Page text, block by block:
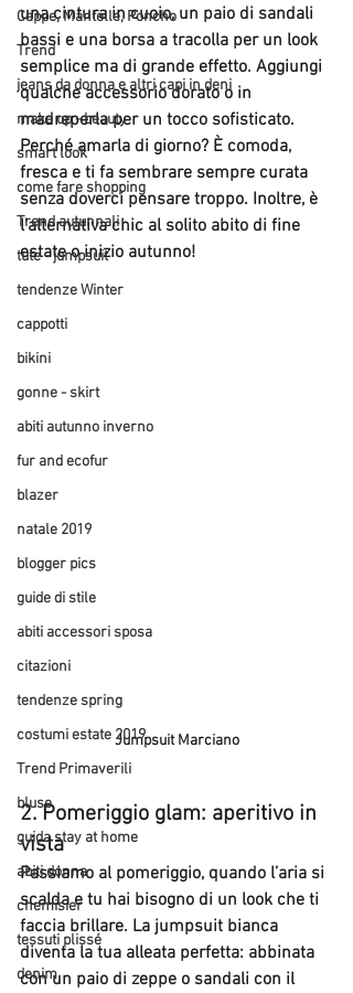
Cappe, Mantelle, Poncho
Trend
jeans da donna e altri capi in deni
make up - beauty
smart look
come fare shopping
Trend autunnali
tute - jumpsuit
tendenze Winter
cappotti
bikini
gonne - skirt
abiti autunno inverno
fur and ecofur
blazer
natale 2019
blogger pics
guide di stile
abiti accessori sposa
citazioni
tendenze spring
costumi estate 2019
Trend Primaverili
bluse
guida stay at home
abiti donna
chemisier
tessuti plissé
denim
una cintura in cuoio, un paio di sandali
bassi e una borsa a tracolla per un look
semplice ma di grande effetto. Aggiungi
qualche accessorio dorato o in
madreperla per un tocco sofisticato.
Perché amarla di giorno? È comoda,
fresca e ti fa sembrare sempre curata
senza doverci pensare troppo. Inoltre, è
l'alternativa chic al solito abito di fine
estate o inizio autunno!
Jumpsuit Marciano
2. Pomeriggio glam: aperitivo in
vista
Passiamo al pomeriggio, quando l’aria si
scalda e tu hai bisogno di un look che ti
faccia brillare. La jumpsuit bianca
diventa la tua alleata perfetta: abbinata
con un paio di zeppe o sandali con il